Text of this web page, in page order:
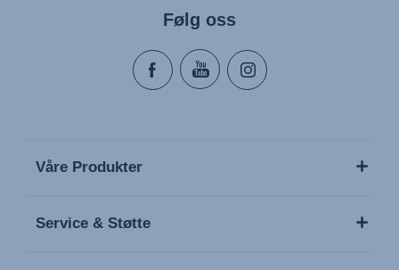
Følg oss
Våre Produkter
Service & Støtte